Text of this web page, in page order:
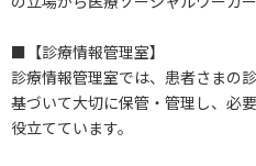
■【診療情報管理室】
診療情報管理室では、患者さまの
基づいて大切に保管・管理し、必
役立てています。